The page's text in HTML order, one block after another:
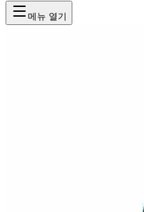
메뉴 열기